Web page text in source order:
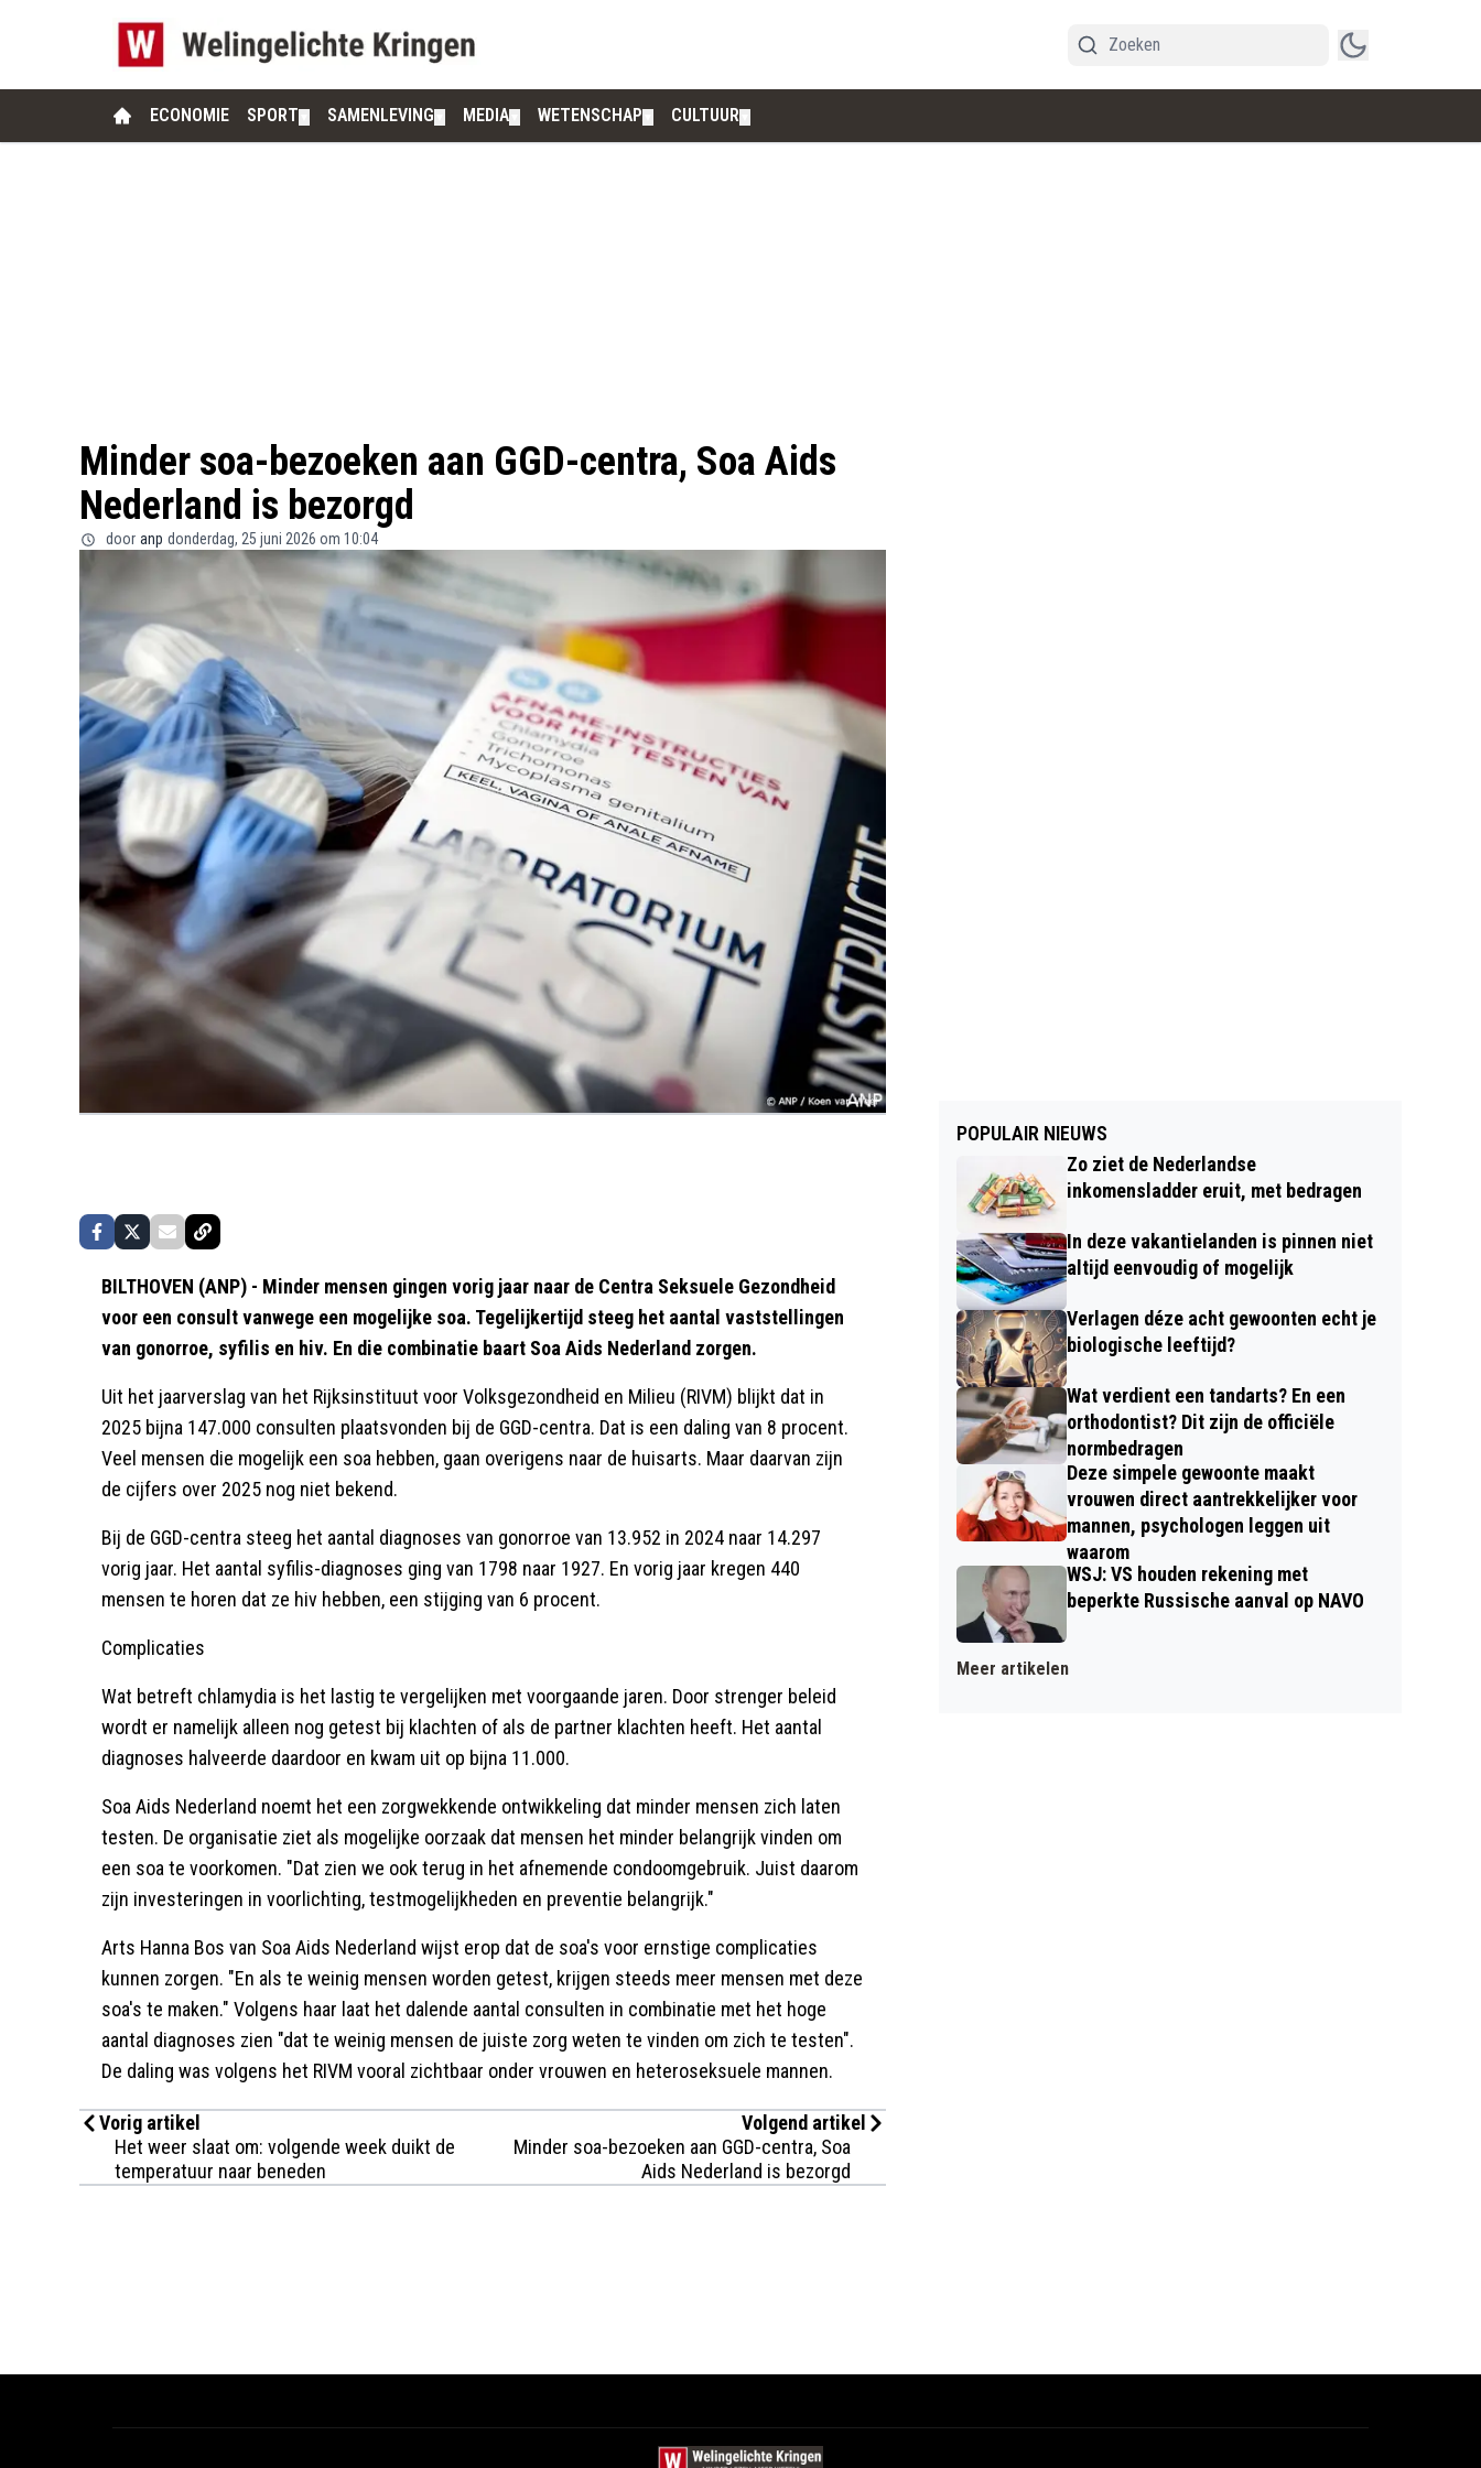
ECONOMIE SPORT SAMENLEVING MEDIA WETENSCHAP CULTUUR
Minder soa-bezoeken aan GGD-centra, Soa Aids
Nederland is bezorgd
door anp donderdag, 25 juni 2026 om 10:04
BILTHOVEN (ANP) - Minder mensen gingen vorig jaar naar de Centra Seksuele Gezondheid
voor een consult vanwege een mogelijke soa. Tegelijkertijd steeg het aantal vaststellingen
van gonorroe, syfilis en hiv. En die combinatie baart Soa Aids Nederland zorgen.
Uit het jaarverslag van het Rijksinstituut voor Volksgezondheid en Milieu (RIVM) blijkt dat in
2025 bijna 147.000 consulten plaatsvonden bij de GGD-centra. Dat is een daling van 8 procent.
Veel mensen die mogelijk een soa hebben, gaan overigens naar de huisarts. Maar daarvan zijn
de cijfers over 2025 nog niet bekend.
Bij de GGD-centra steeg het aantal diagnoses van gonorroe van 13.952 in 2024 naar 14.297
vorig jaar. Het aantal syfilis-diagnoses ging van 1798 naar 1927. En vorig jaar kregen 440
mensen te horen dat ze hiv hebben, een stijging van 6 procent.
Complicaties
Wat betreft chlamydia is het lastig te vergelijken met voorgaande jaren. Door strenger beleid
wordt er namelijk alleen nog getest bij klachten of als de partner klachten heeft. Het aantal
diagnoses halveerde daardoor en kwam uit op bijna 11.000.
Soa Aids Nederland noemt het een zorgwekkende ontwikkeling dat minder mensen zich laten
testen. De organisatie ziet als mogelijke oorzaak dat mensen het minder belangrijk vinden om
een soa te voorkomen. "Dat zien we ook terug in het afnemende condoomgebruik. Juist daarom
zijn investeringen in voorlichting, testmogelijkheden en preventie belangrijk."
Arts Hanna Bos van Soa Aids Nederland wijst erop dat de soa's voor ernstige complicaties
kunnen zorgen. "En als te weinig mensen worden getest, krijgen steeds meer mensen met deze
soa's te maken." Volgens haar laat het dalende aantal consulten in combinatie met het hoge
aantal diagnoses zien "dat te weinig mensen de juiste zorg weten te vinden om zich te testen".
De daling was volgens het RIVM vooral zichtbaar onder vrouwen en heteroseksuele mannen.
Vorig artikel
Het weer slaat om: volgende week duikt de
temperatuur naar beneden
Volgend artikel
Minder soa-bezoeken aan GGD-centra, Soa
Aids Nederland is bezorgd
POPULAIR NIEUWS
Zo ziet de Nederlandse
inkomensladder eruit, met bedragen
In deze vakantielanden is pinnen niet
altijd eenvoudig of mogelijk
Verlagen déze acht gewoonten echt je
biologische leeftijd?
Wat verdient een tandarts? En een
orthodontist? Dit zijn de officiële
normbedragen
Deze simpele gewoonte maakt
vrouwen direct aantrekkelijker voor
mannen, psychologen leggen uit
waarom
WSJ: VS houden rekening met
beperkte Russische aanval op NAVO
Meer artikelen